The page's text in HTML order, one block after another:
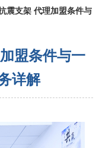
震支架 代理加盟条件与
盟条件与一
详解